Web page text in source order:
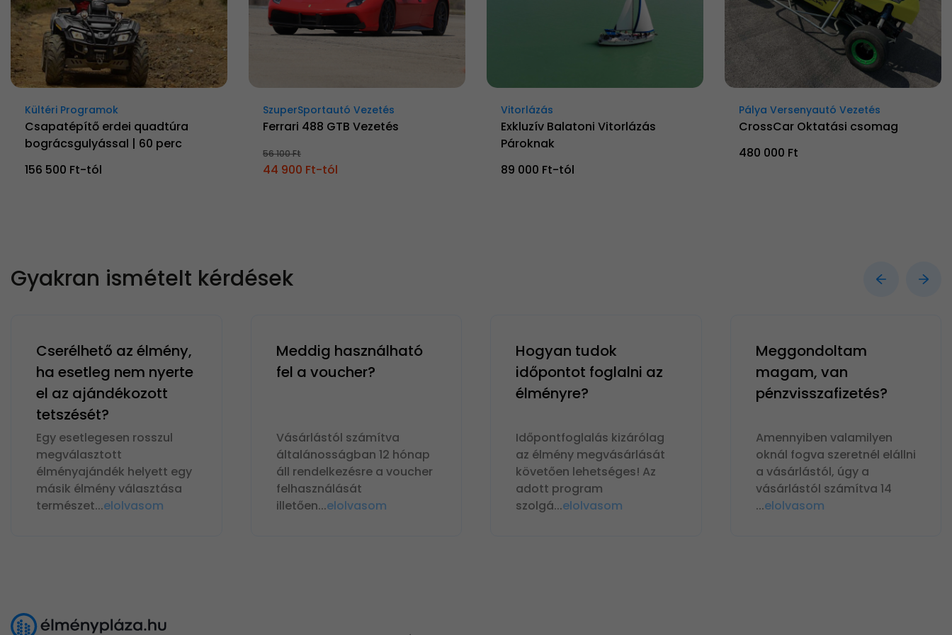
Kültéri Programok
Csapatépítő erdei quadtúra
bográcsgulyással | 60 perc
156 500 Ft-tól
SzuperSportautó Vezetés
Ferrari 488 GTB Vezetés
56 100 Ft
44 900 Ft-tól
Vitorlázás
Exkluzív Balatoni Vitorlázás
Pároknak
89 000 Ft-tól
Pálya Versenyautó Vezetés
CrossCar Oktatási csomag
480 000 Ft
Gyakran ismételt kérdések
Cserélhető az élmény,
ha esetleg nem nyerte
el az ajándékozott
tetszését?
Egy esetlegesen rosszul
megválasztott
élményajándék helyett egy
másik élmény választása
természet...elolvasom
Meddig használható
fel a voucher?
Vásárlástól számítva
általánosságban 12 hónap
áll rendelkezésre a voucher
felhasználását
illetően...elolvasom
Hogyan tudok
időpontot foglalni az
élményre?
Időpontfoglalás kizárólag
az élmény megvásárlását
követően lehetséges! Az
adott program
szolgá...elolvasom
Meggondoltam
magam, van
pénzvisszafizetés?
Amennyiben valamilyen
oknál fogva szeretnél elállni
a vásárlástól, úgy a
vásárlástól számítva 14
...elolvasom